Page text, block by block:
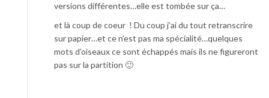
versions différentes…elle est tombée sur ça…
et là coup de coeur ! Du coup j’ai du tout retranscrire
sur papier…et ce n’est pas ma spécialité…quelques
mots d’oiseaux ce sont échappés mais ils ne figureront
pas sur la partition 🙂